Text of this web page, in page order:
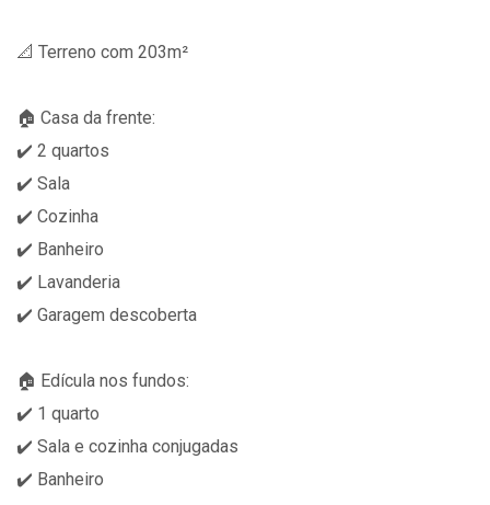
📐 Terreno com 203m²
🏠 Casa da frente:
✔️ 2 quartos
✔️ Sala
✔️ Cozinha
✔️ Banheiro
✔️ Lavanderia
✔️ Garagem descoberta
🏠 Edícula nos fundos:
✔️ 1 quarto
✔️ Sala e cozinha conjugadas
✔️ Banheiro